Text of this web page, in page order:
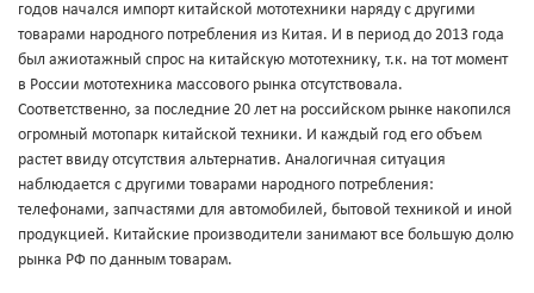
годов начался импорт китайской мототехники наряду с другими
товарами народного потребления из Китая. И в период до 2013 года
был ажиотажный спрос на китайскую мототехнику, т.к. на тот момент
в России мототехника массового рынка отсутствовала.
Соответственно, за последние 20 лет на российском рынке накопился
огромный мотопарк китайской техники. И каждый год его объем
растет ввиду отсутствия альтернатив. Аналогичная ситуация
наблюдается с другими товарами народного потребления:
телефонами, запчастями для автомобилей, бытовой техникой и иной
продукцией. Китайские производители занимают все большую долю
рынка РФ по данным товарам.